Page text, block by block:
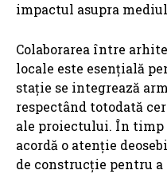
impactul asupra
Colaborarea între
locale este esențială
stație se integrează
respectând totodată
ale proiectului. În timp
acordă o atenție
de construcție pentru